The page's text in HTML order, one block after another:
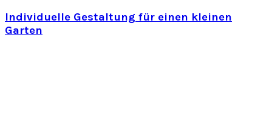
Individuelle Gestaltung für einen kleinen
Garten